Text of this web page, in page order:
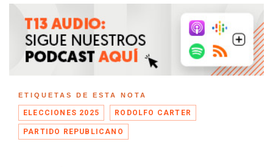
ETIQUETAS DE ESTA NOTA
ELECCIONES 2025 RODOLFO CARTER
PARTIDO REPUBLICANO